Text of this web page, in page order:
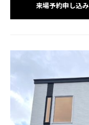
来場予約申し込み